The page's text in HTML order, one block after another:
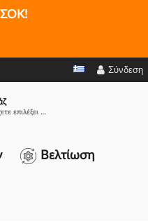
ΣΟΚ!
Σύνδεση
Δεν έχετε επιλέξει αμάξι.
Βελτίωση